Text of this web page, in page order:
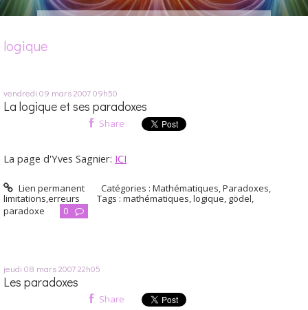
logique
vendredi 09 mars 200709h50
La logique et ses paradoxes
Share
La page d'Yves Sagnier: ICI
Lien permanent Catégories :Mathématiques,Paradoxes,
limitations,erreurs
Tags : mathématiques,logique, gödel,
paradoxe
0
jeudi 08 mars 200722h05
Les paradoxes
Share